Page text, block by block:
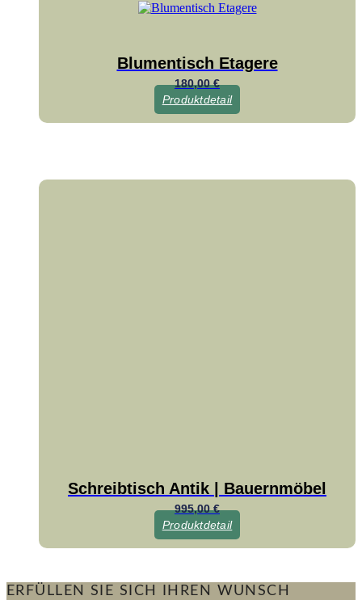
Blumentisch Etagere
180,00€
Produktdetail
Schreibtisch Antik | Bauernmöbel
995,00€
Produktdetail
ERFÜLLEN SIE SICH IHREN WUNSCH